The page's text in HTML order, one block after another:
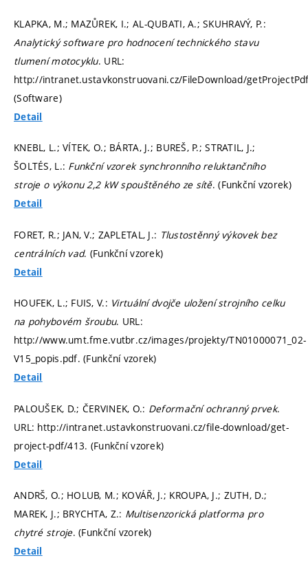
KLAPKA, M.; MAZŮREK, I.; AL-QUBATI, A.; SKUHRAVÝ, P.:
Analytický software pro hodnocení technického stavu
tlumení motocyklu. URL:
http://intranet.ustavkonstruovani.cz/FileDownload/
(Software)
Detail
KNEBL, L.; VÍTEK, O.; BÁRTA, J.; BUREŠ, P.; STRATIL, J.;
ŠOLTÉS, L.: Funkční vzorek synchronního reluktančního
stroje o výkonu 2,2 kW spouštěného ze sítě. (Funkční vzorek)
Detail
FORET, R.; JAN, V.; ZAPLETAL, J.: Tlustostěnný výkovek bez
centrálních vad. (Funkční vzorek)
Detail
HOUFEK, L.; FUIS, V.: Virtuální dvojče uložení strojního celku
na pohybovém šroubu. URL:
http://www.umt.fme.vutbr.cz/images/projekty/TN01000071_02-
V15_popis.pdf. (Funkční vzorek)
Detail
PALOUŠEK, D.; ČERVINEK, O.: Deformační ochranný prvek.
URL: http://intranet.ustavkonstruovani.cz/file-download/get-
project-pdf/413. (Funkční vzorek)
Detail
ANDRŠ, O.; HOLUB, M.; KOVÁŘ, J.; KROUPA, J.; ZUTH, D.;
MAREK, J.; BRYCHTA, Z.: Multisenzorická platforma pro
chytré stroje. (Funkční vzorek)
Detail